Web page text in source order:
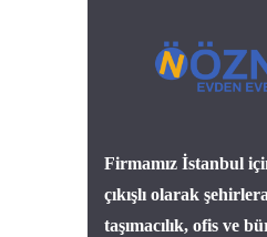
Firmamız İstanbul
çıkışlı olarak
taşımacılık, ofis ve